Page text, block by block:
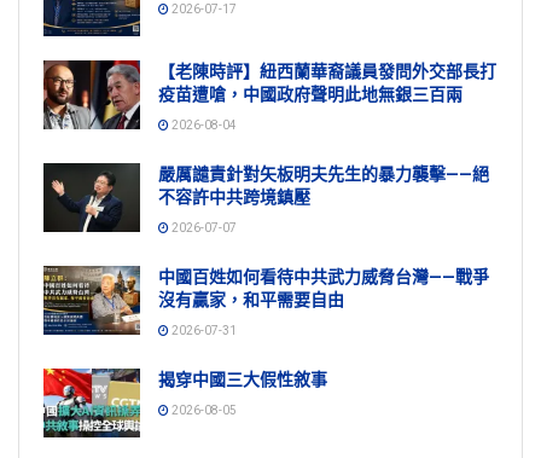
2026-07-17
【老陳時評】紐西蘭華裔議員發問外交部長打
疫苗遭嗆，中國政府聲明此地無銀三百兩
2026-08-04
嚴厲譴責針對矢板明夫先生的暴力襲擊——絕
不容許中共跨境鎮壓
2026-07-07
中國百姓如何看待中共武力威脅台灣——戰爭
沒有贏家，和平需要自由
2026-07-31
揭穿中國三大假性敘事
2026-08-05